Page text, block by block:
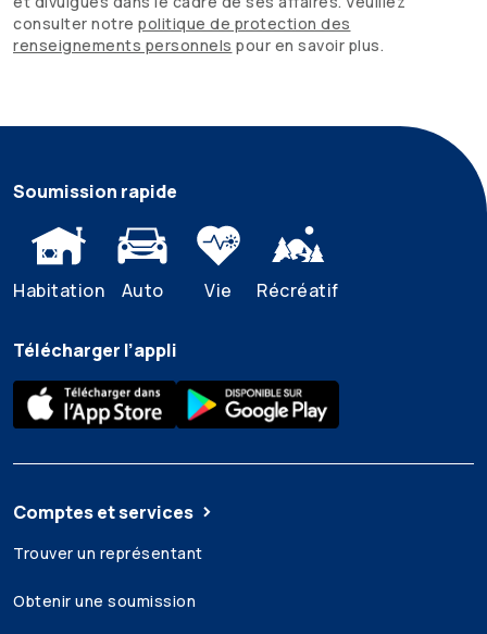
consulter notre politique de protection des
renseignements personnels pour en savoir plus.
Soumission rapide
Habitation Auto Vie Récréatif
Télécharger l’appli
Comptes et services
Trouver un représentant
Obtenir une soumission